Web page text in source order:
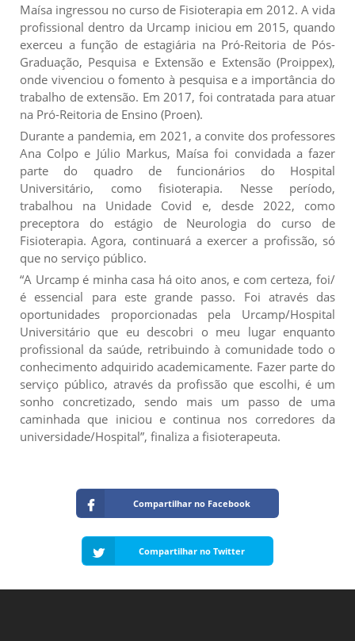
Maísa ingressou no curso de Fisioterapia em 2012. A vida
profissional dentro da Urcamp iniciou em 2015, quando
exerceu a função de estagiária na Pró-Reitoria de Pós-
Graduação, Pesquisa e Extensão e Extensão (Proippex),
onde vivenciou o fomento à pesquisa e a importância do
trabalho de extensão. Em 2017, foi contratada para atuar
na Pró-Reitoria de Ensino (Proen).
Durante a pandemia, em 2021, a convite dos professores
Ana Colpo e Júlio Markus, Maísa foi convidada a fazer
parte do quadro de funcionários do Hospital
Universitário, como fisioterapia. Nesse período,
trabalhou na Unidade Covid e, desde 2022, como
preceptora do estágio de Neurologia do curso de
Fisioterapia. Agora, continuará a exercer a profissão, só
que no serviço público.
“A Urcamp é minha casa há oito anos, e com certeza, foi/
é essencial para este grande passo. Foi através das
oportunidades proporcionadas pela Urcamp/Hospital
Universitário que eu descobri o meu lugar enquanto
profissional da saúde, retribuindo à comunidade todo o
conhecimento adquirido academicamente. Fazer parte do
serviço público, através da profissão que escolhi, é um
sonho concretizado, sendo mais um passo de uma
caminhada que iniciou e continua nos corredores da
universidade/Hospital”, finaliza a fisioterapeuta.
Compartilhar no Facebook
Compartilhar no Twitter